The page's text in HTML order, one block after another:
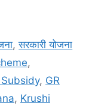
,सरकारी योजना
,
, GR
, Krushi